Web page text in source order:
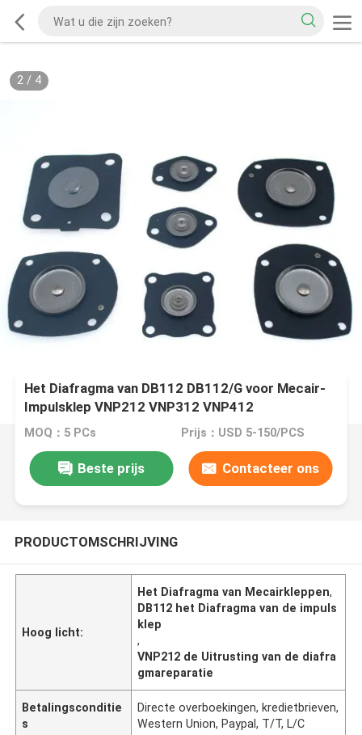
2/ 4
Het Diafragma van DB112 DB112/G voor Mecair-
Impulsklep VNP212 VNP312 VNP412
MOQ：5 PCs Prijs：USD 5-150/PCS
Beste prijs Contacteer ons
PRODUCTOMSCHRIJVING
Hoog licht:
Het Diafragma van Mecairkleppen,
DB112 het Diafragma van de impuls
klep
,
VNP212 de Uitrusting van de diafra
gmareparatie
Betalingsconditie
s
Directe overboekingen, kredietbrieven,
Western Union, Paypal, T/T, L/C